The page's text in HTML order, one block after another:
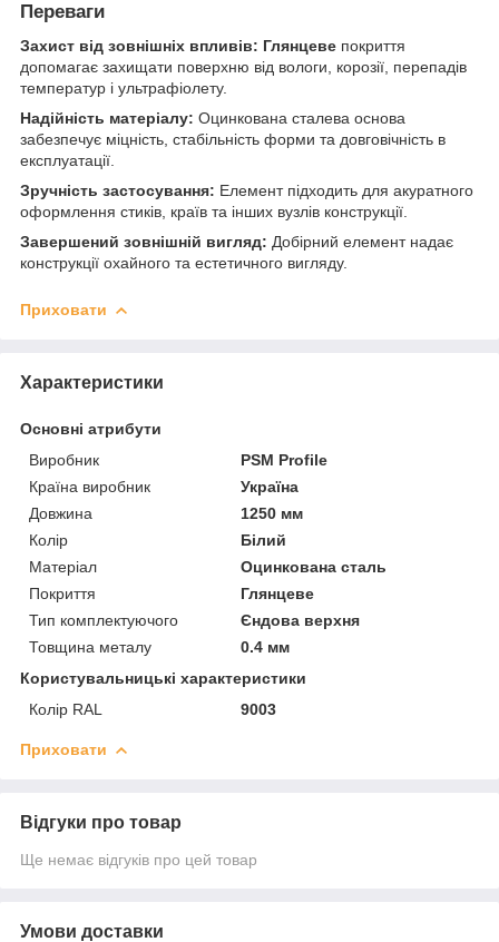
Переваги
Захист від зовнішніх впливів: Глянцеве покриття
допомагає захищати поверхню від вологи, корозії, перепадів
температур і ультрафіолету.
Надійність матеріалу: Оцинкована сталева основа
забезпечує міцність, стабільність форми та довговічність в
експлуатації.
Зручність застосування: Елемент підходить для акуратного
оформлення стиків, країв та інших вузлів конструкції.
Завершений зовнішній вигляд: Добірний елемент надає
конструкції охайного та естетичного вигляду.
Приховати
Характеристики
Основні атрибути
Виробник
PSM Profile
Країна виробник
Україна
Довжина
1250 мм
Колір
Білий
Матеріал
Оцинкована сталь
Покриття
Глянцеве
Тип комплектуючого
Єндова верхня
Товщина металу
0.4 мм
Користувальницькі характеристики
Колір RAL
9003
Приховати
Відгуки про товар
Ще немає відгуків про цей товар
Умови доставки